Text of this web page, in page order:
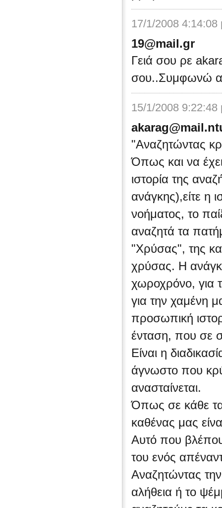
17/1/2008 4:14:08
19@mail.gr
Γειά σου ρε
σου..Συμφωνώ
15/1/2008 9:22:48
"Αναζητώντας
Όπως και να
ιστορία της
ανάγκης),είτε η
νοήματος, το
αναζητά τα
"Χρύσας", της
χρύσας. Η
χωροχρόνο, για
για την χαμένη
προσωπική
ένταση, που σε
Είναι η
άγνωστο που
ανασταίνεται.
Όπως σε κάθε
καθένας μας
Αυτό που
του ενός
Αναζητώντας
αλήθεια ή το